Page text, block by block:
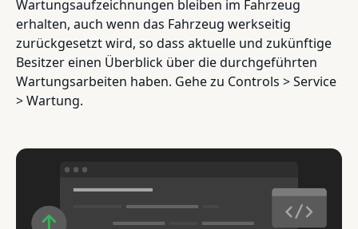
Wartungsaufzeichnungen bleiben im Fahrzeug
erhalten, auch wenn das Fahrzeug werkseitig
zurückgesetzt wird, so dass aktuelle und zukünftige
Besitzer einen Überblick über die durchgeführten
Wartungsarbeiten haben. Gehe zu Controls > Service
> Wartung.